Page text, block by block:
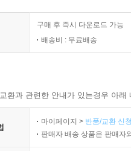
구매 후 즉시 다운로드 가능
배송비 : 무료배송
환과 관련한 안내가 있는경우 아
마이페이지 > 반품/교환 신
판매자 배송 상품은 판매자